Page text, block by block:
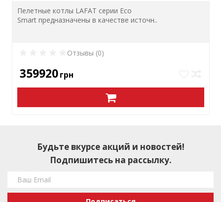
Пелетные котлы LAFAT серии Eco
Smart предназначены в качестве источн..
Отзывы (0)
359920 грн
Будьте вкурсе акций и новостей!
Подпишитесь на рассылку.